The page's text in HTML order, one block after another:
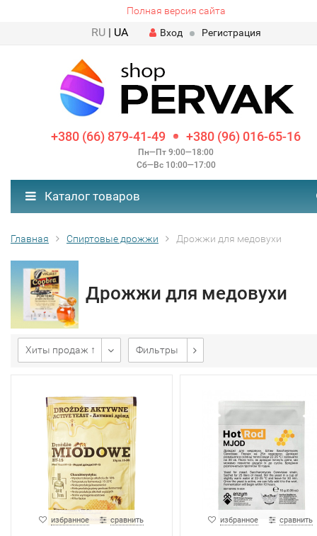
Полная версия сайта
RU| UA Вход Регистрация
+380 (66) 879-41-49 +380 (96) 016-65-16
Пн—Пт 9:00—18:00
Сб—Вс 10:00—17:00
Каталог товаров
Главная Спиртовые дрожжи Дрожжи для медовухи
Дрожжи для медовухи
Хиты продаж ↑ Фильтры
избранное сравнить избранное сравнить